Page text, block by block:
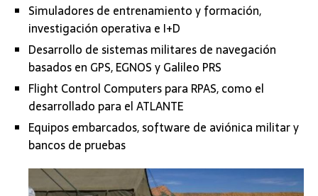
Simuladores de entrenamiento y formación,
investigación operativa e I+D
Desarrollo de sistemas militares de navegación
basados en GPS, EGNOS y Galileo PRS
Flight Control Computers para RPAS, como el
desarrollado para el ATLANTE
Equipos embarcados, software de aviónica militar y
bancos de pruebas